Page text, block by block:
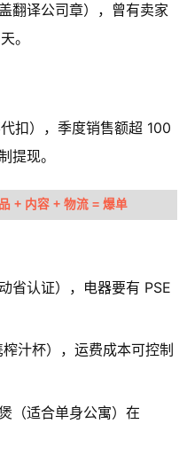
翻译公司章），曾有卖家
。
扣），季度销售额超 100
提现。
+ 内容 + 物流 = 爆单
省认证），电器要有 PSE
汁杯），运费成本可控制
（适合单身公寓）在